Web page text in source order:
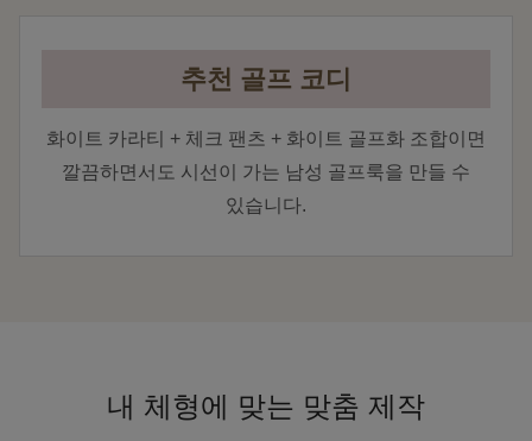
추천 골프 코디
화이트 카라티 + 체크 팬츠 + 화이트 골프화 조합이면
깔끔하면서도 시선이 가는 남성 골프룩을 만들 수
있습니다.
내 체형에 맞는 맞춤 제작